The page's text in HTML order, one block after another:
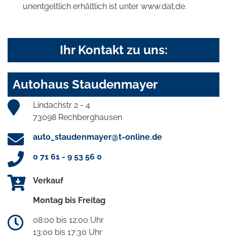
unentgeltlich erhältlich ist unter www.dat.de.
Ihr Kontakt zu uns:
Autohaus Staudenmayer
Lindachstr 2 - 4
73098 Rechberghausen
auto_staudenmayer@t-online.de
0 71 61 - 9 53 56 0
Verkauf
Montag bis Freitag
08:00 bis 12:00 Uhr
13:00 bis 17:30 Uhr